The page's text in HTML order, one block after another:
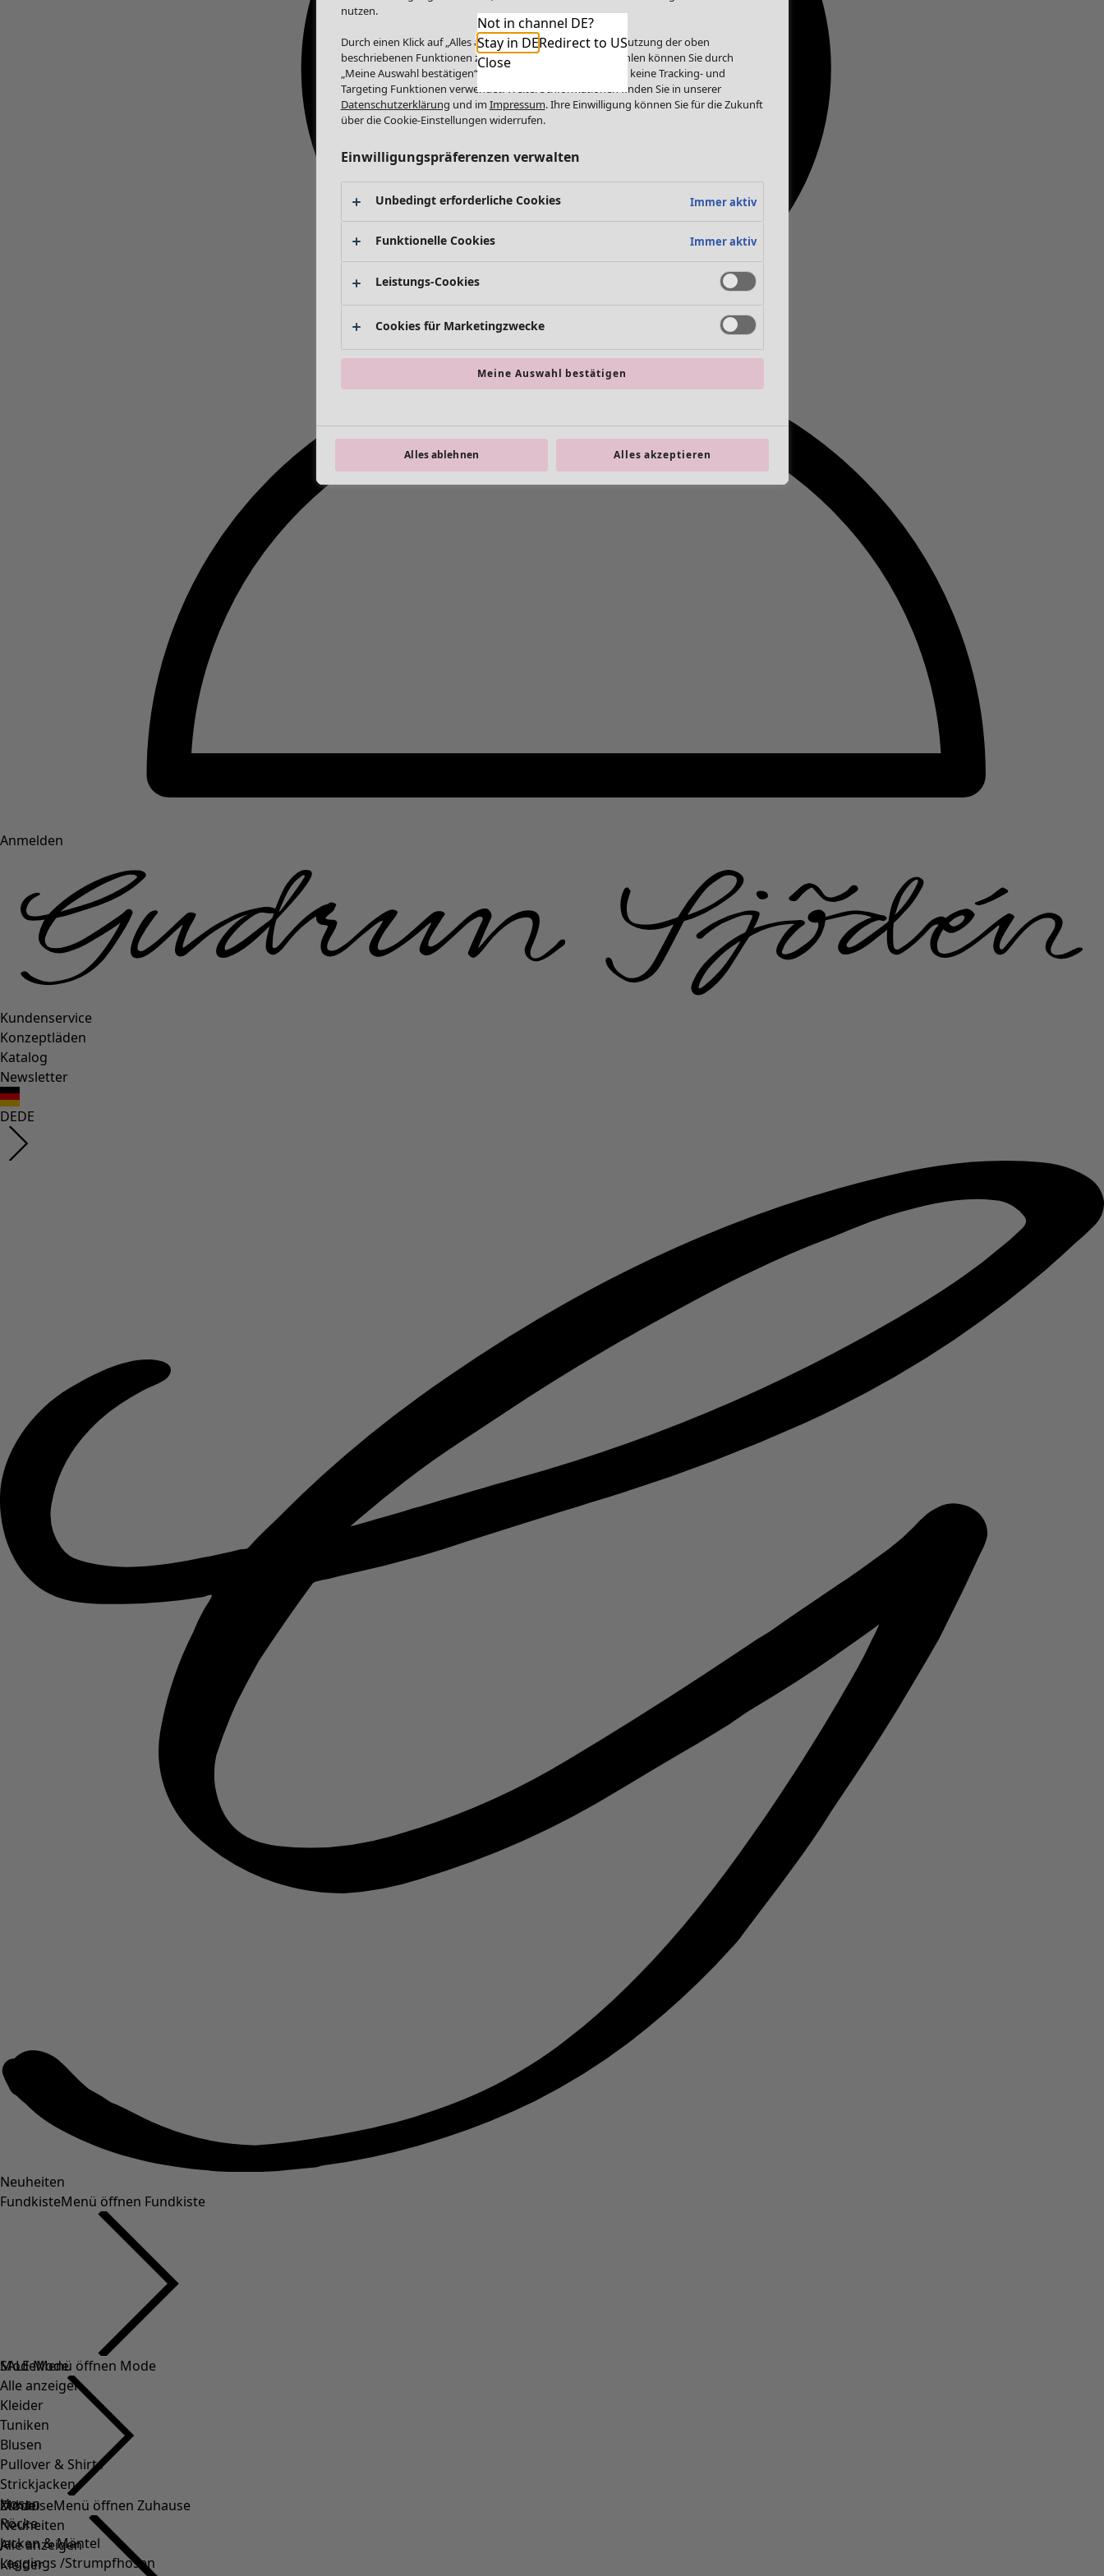
Anmelden
Kundenservice
Konzeptläden
Katalog
Newsletter
DEDE
Neuheiten
FundkisteMenü öffnen Fundkiste
SALE Mode
Alle anzeigen
Kleider
Tuniken
Blusen
Pullover & Shirts
Strickjacken
Hosen
Röcke
Jacken & Mäntel
Leggings /Strumpfhosen
ModeMenü öffnen Mode
Mode
Neuheiten
Alle anzeigen
Kleider
ZuhauseMenü öffnen Zuhause
Not in channel DE?
Stay in DERedirect to US
Close
nutzen.
Durch einen Klick auf „Alles akzeptieren“ stimmen Sie der Nutzung der oben
beschriebenen Funktionen zu. Einzelne Funktionen auswählen können Sie durch
„Meine Auswahl bestätigen“. Über „Alles ablehnen“ werden keine Tracking- und
Targeting Funktionen verwendet. Weitere Informationen finden Sie in unserer
Datenschutzerklärung und im Impressum. Ihre Einwilligung können Sie für die Zukunft
über die Cookie-Einstellungen widerrufen.
Einwilligungspräferenzen verwalten
Unbedingt erforderliche Cookies Immer aktiv
Funktionelle Cookies Immer aktiv
Leistungs-Cookies
Cookies für Marketingzwecke
Meine Auswahl bestätigen
Alles ablehnen Alles akzeptieren